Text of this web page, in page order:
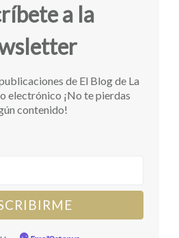
a la
de El Blog de La
electrónico ¡No te pierdas
contenido!